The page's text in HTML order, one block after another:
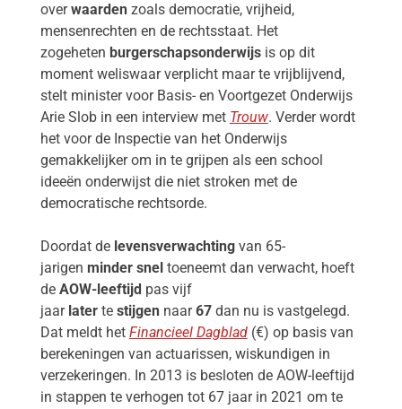
over waarden zoals democratie, vrijheid,
mensenrechten en de rechtsstaat. Het
zogeheten burgerschapsonderwijs is op dit
moment weliswaar verplicht maar te vrijblijvend,
stelt minister voor Basis- en Voortgezet Onderwijs
Arie Slob in een interview met Trouw. Verder wordt
het voor de Inspectie van het Onderwijs
gemakkelijker om in te grijpen als een school
ideeën onderwijst die niet stroken met de
democratische rechtsorde.
Doordat de levensverwachtingvan 65-
jarigen minder snel toeneemt dan verwacht, hoeft
de AOW-leeftijd pas vijf
jaar laterte stijgennaar67dan nu is vastgelegd.
Dat meldt het Financieel Dagblad(€) op basis van
berekeningen van actuarissen, wiskundigen in
verzekeringen. In 2013 is besloten de AOW-leeftijd
in stappen te verhogen tot 67 jaar in 2021 om te